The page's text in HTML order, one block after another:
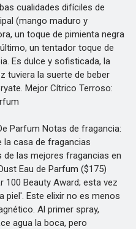
cualidades difíciles de
(mango maduro y
un toque de pimienta negra
un tentador toque de
Es dulce y sofisticada, la
tuviera la suerte de beber
Mejor Cítrico Terroso:
Parfum Notas de fragancia:
la casa de fragancias
de las mejores fragancias en
Eau de Parfum ($175)
100 Beauty Award; esta vez
piel'. Este elixir no es menos
Al primer spray,
agua la boca, pero